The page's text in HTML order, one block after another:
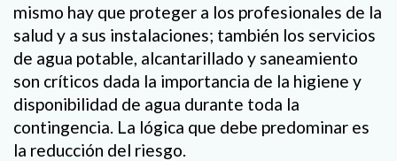
mismo hay que proteger a los profesionales de la
salud y a sus instalaciones; también los servicios
de agua potable, alcantarillado y saneamiento
son críticos dada la importancia de la higiene y
disponibilidad de agua durante toda la
contingencia. La lógica que debe predominar es
la reducción del riesgo.